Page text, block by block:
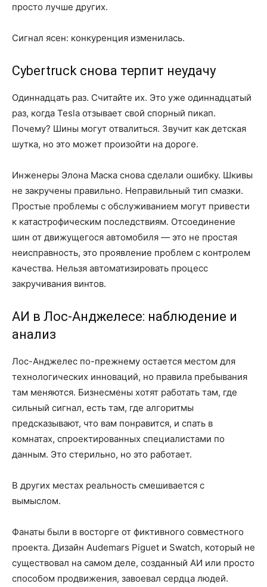
просто лучше других.
Сигнал ясен: конкуренция изменилась.
Cybertruck снова терпит неудачу
Одиннадцать раз. Считайте их. Это уже одиннадцатый
раз, когда Tesla отзывает свой спорный пикап.
Почему? Шины могут отвалиться. Звучит как детская
шутка, но это может произойти на дороге.
Инженеры Элона Маска снова сделали ошибку. Шкивы
не закручены правильно. Неправильный тип смазки.
Простые проблемы с обслуживанием могут привести
к катастрофическим последствиям. Отсоединение
шин от движущегося автомобиля — это не простая
неисправность, это проявление проблем с контролем
качества. Нельзя автоматизировать процесс
закручивания винтов.
АИ в Лос-Анджелесе: наблюдение и
анализ
Лос-Анджелес по-прежнему остается местом для
технологических инноваций, но правила пребывания
там меняются. Бизнесмены хотят работать там, где
сильный сигнал, есть там, где алгоритмы
предсказывают, что вам понравится, и спать в
комнатах, спроектированных специалистами по
данным. Это стерильно, но это работает.
В других местах реальность смешивается с
вымыслом.
Фанаты были в восторге от фиктивного совместного
проекта. Дизайн Audemars Piguet и Swatch, который не
существовал на самом деле, созданный АИ или просто
способом продвижения, завоевал сердца людей.